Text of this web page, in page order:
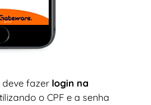
deve fazer login na
o CPF e a senha